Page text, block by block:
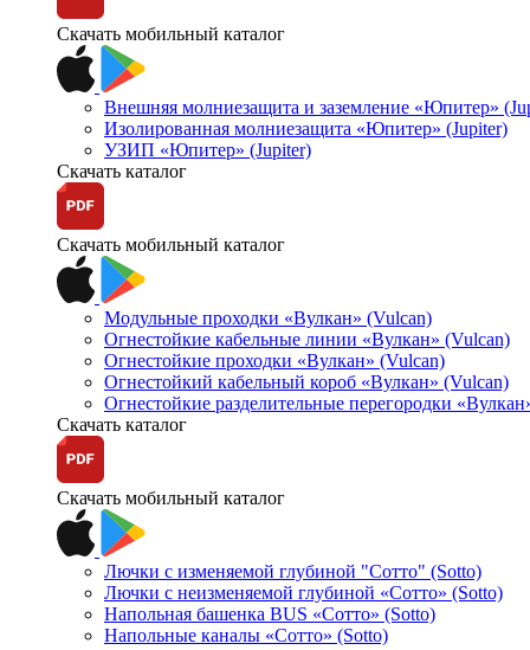
Скачать мобильный каталог
Внешняя молниезащита и заземление «Юпитер»
Изолированная молниезащита «Юпитер» (Jupiter)
УЗИП «Юпитер» (Jupiter)
Скачать каталог
Скачать мобильный каталог
Модульные проходки «Вулкан» (Vulcan)
Огнестойкие кабельные линии «Вулкан» (Vulcan)
Огнестойкие проходки «Вулкан» (Vulcan)
Огнестойкий кабельный короб «Вулкан» (Vulcan)
Огнестойкие разделительные перегородки
Скачать каталог
Скачать мобильный каталог
Лючки с изменяемой глубиной "Сотто" (Sotto)
Лючки с неизменяемой глубиной «Сотто» (Sotto)
Напольная башенка BUS «Сотто» (Sotto)
Напольные каналы «Сотто» (Sotto)